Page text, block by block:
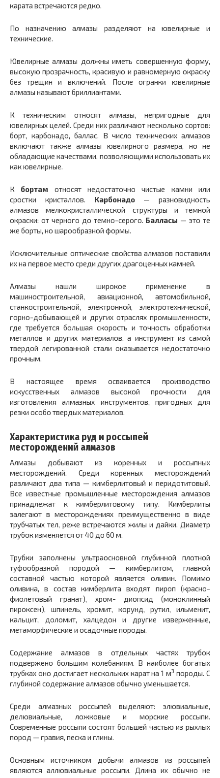
карата встречаются редко.
По назначению алмазы разделяют на ювелирные и
технические.
Ювелирные алмазы должны иметь совершенную форму,
высокую прозрачность, красивую и равномерную окраску
без трещин и включений. После огранки ювелирные
алмазы называют бриллиантами.
К техническим относят алмазы, непригодные для
ювелирных целей. Среди них различают несколько сортов:
борт, карбонадо, баллас. В число технических алмазов
включают также алмазы ювелирного размера, но не
обладающие качествами, позволяющими использовать их
как ювелирные.
К бортам относят недостаточно чистые камни или
сростки кристаллов. Карбонадо— разновидность
алмазов мелкокристаллической структуры и темной
окраски: от черного до темно-серого. Балласы — это те
же борты, но шарообразной формы.
Исключительные оптические свойства алмазов поставили
их на первое место среди других драгоценных камней.
Алмазы нашли широкое применение в
машиностроительной, авиационной, автомобильной,
станкостроительной, электронной, электротехнической,
горно-добывающей и других отраслях промышленности,
где требуется большая скорость и точность обработки
металлов и других материалов, а инструмент из самой
твердой легированной стали оказывается недостаточно
прочным.
В настоящее время осваивается производство
искусственных алмазов высокой прочности для
изготовления алмазных инструментов, пригодных для
резки особо твердых материалов.
Характеристика руд и россыпей
месторождений алмазов
Алмазы добывают из коренных и россыпных
месторождений. Среди коренных месторождений
различают два типа — кимберлитовый и перидотитовый.
Все известные промышленные месторождения алмазов
принадлежат к кимберлитовому типу. Кимберлиты
залегают в месторождениях преимущественно в виде
трубчатых тел, реже встречаются жилы и дайки. Диаметр
трубок изменяется от 40 до 60 м.
Трубки заполнены ультраосновной глубинной плотной
туфообразной породой — кимберлитом, главной
составной частью которой является оливин. Помимо
оливина, в состав кимберлита входят пироп (красно-
фиолетовый гранат), хром- диопсид (моноклинный
пироксен), шпинель, хромит, корунд, рутил, ильменит,
кальцит, доломит, халцедон и другие изверженные,
метаморфические и осадочные породы.
Содержание алмазов в отдельных частях трубок
подвержено большим колебаниям. В наиболее богатых
трубках оно достигает нескольких карат на 1 м3 породы. С
глубиной содержание алмазов обычно уменьшается.
Среди алмазных россыпей выделяют: элювиальные,
делювиальные, ложковые и морские россыпи.
Современные россыпи состоят большей частью из рыхлых
пород — гравия, песка и глины.
Основным источником добычи алмазов из россыпей
являются аллювиальные россыпи. Длина их обычно не